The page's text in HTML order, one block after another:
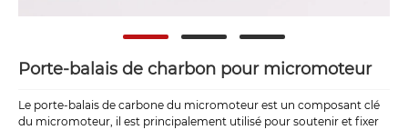
Porte-balais de charbon pour micromoteur
Le porte-balais de carbone du micromoteur est un composant clé
du micromoteur, il est principalement utilisé pour soutenir et fixer